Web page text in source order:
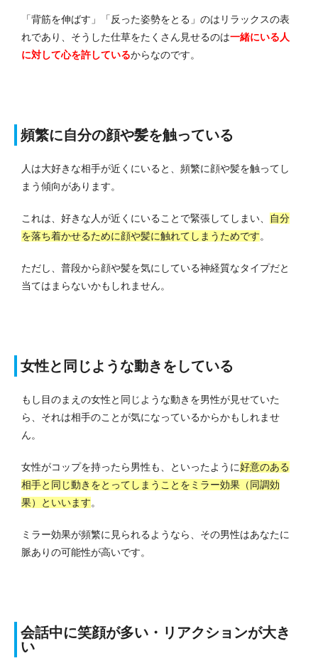
「背筋を伸ばす」「反った姿勢をとる」のはリラックスの表
れであり、そうした仕草をたくさん見せるのは一緒にいる人
に対して心を許しているからなのです。
頻繁に自分の顔や髪を触っている
人は大好きな相手が近くにいると、頻繁に顔や髪を触ってし
まう傾向があります。
これは、好きな人が近くにいることで緊張してしまい、
自分
を落ち着かせるために顔や髪に触れてしまうためです。
ただし、普段から顔や髪を気にしている神経質なタイプだと
当てはまらないかもしれません。
女性と同じような動きをしている
もし目のまえの女性と同じような動きを男性が見せていた
ら、それは相手のことが気になっているからかもしれませ
ん。
女性がコップを持ったら男性も、といったように好意のある
相手と同じ動きをとってしまうことをミラー効果（同調効
果）といいます。
ミラー効果が頻繁に見られるようなら、その男性はあなたに
脈ありの可能性が高いです。
会話中に笑顔が多い・リアクションが大き
い